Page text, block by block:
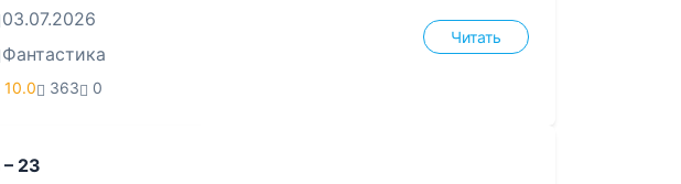
03.07.2026
Фантастика
10.0 363 0
Читать
23